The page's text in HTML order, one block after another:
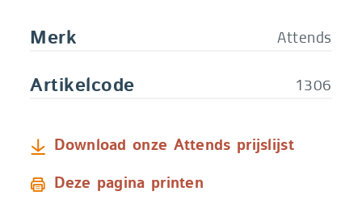
XLARGE - 16 st 28,00
Merk Attends
Artikelcode 1306
Download onze Attends prijslijst
Deze pagina printen